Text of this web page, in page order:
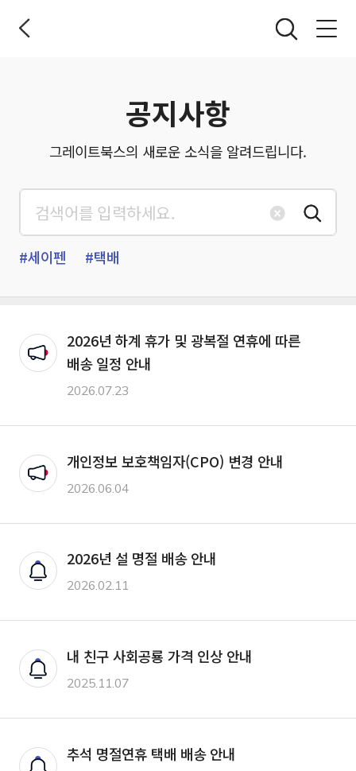
공지사항
그레이트북스의 새로운 소식을 알려드립니다.
#세이펜 #택배
2026년 하계 휴가 및 광복절 연휴에 따른
배송 일정 안내
2026.07.23
개인정보 보호책임자(CPO) 변경 안내
2026.06.04
2026년 설 명절 배송 안내
2026.02.11
내 친구 사회공룡 가격 인상 안내
2025.11.07
추석 명절연휴 택배 배송 안내